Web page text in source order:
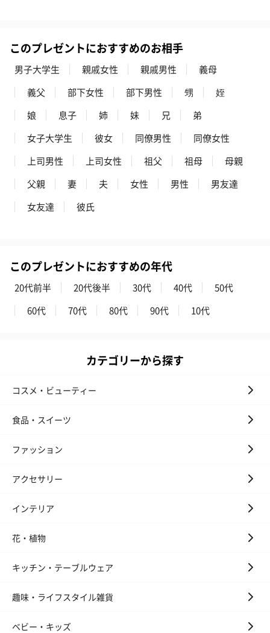
プレミアムビール イネ
ディット（712円）
実楽山田錦 特別純米
酒（655円）
ジョニ－ウ
ブラック１２
円）
おつまみ・その他
いぶりがっことチーズ
ごろっとうまみ チーズ
このプレゼントにおすすめのお相手
男子大学生 親戚女性 親戚男性
義母
義父
部下女性 部下男性 甥
姪
娘
息子 姉 妹 兄
弟
女子大学生
彼女 同僚男性
同僚女性
上司男性
上司女性 祖父 祖母
母親
父親
妻 夫 女性 男性
男友達
女友達
彼氏
このプレゼントにおすすめの年代
20代前半 20代後半 30代 40代
50代
60代
70代 80代 90代 10代
カテゴリーから探す
コスメ・ビューティー
食品・スイーツ
ファッション
アクセサリー
インテリア
花・植物
キッチン・テーブルウェア
趣味・ライフスタイル雑貨
ベビー・キッズ